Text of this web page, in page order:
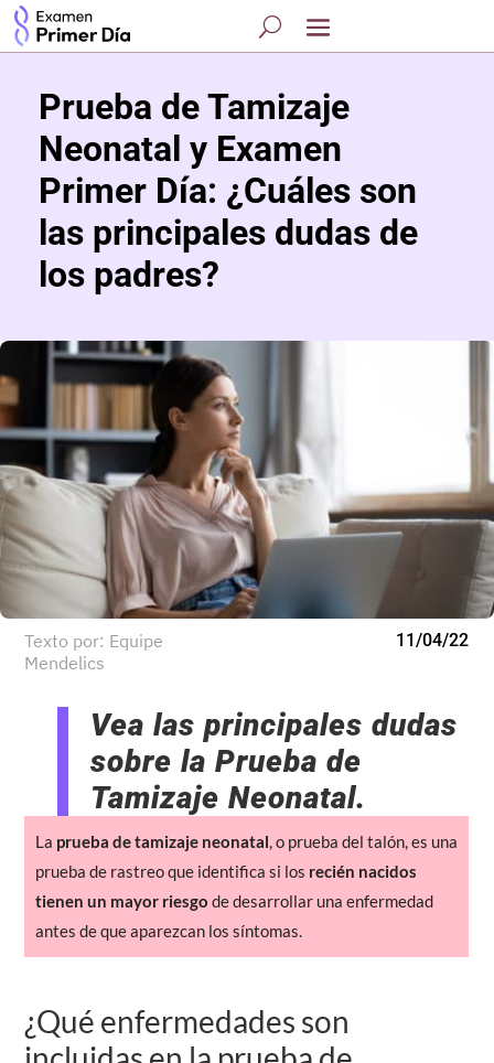
Prueba de Tamizaje
Neonatal y Examen
Primer Día: ¿Cuáles son
las principales dudas de
los padres?
Texto por: Equipe
Mendelics
11/04/22
Vea las principales dudas
sobre la Prueba de
Tamizaje Neonatal.
La prueba de tamizaje neonatal , o prueba del talón, es una
prueba de rastreo que identifica si los recién nacidos
tienen un mayor riesgo de desarrollar una enfermedad
antes de que aparezcan los síntomas.
¿Qué enfermedades son